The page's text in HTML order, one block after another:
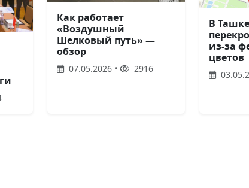
Как работает
«Воздушный
Шелковый путь» —
обзор
07.05.2026 • 2916
В
из-за
цветов